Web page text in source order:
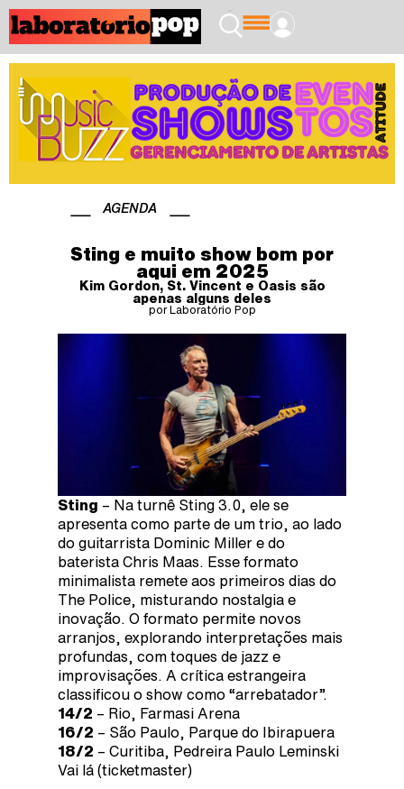
AGENDA
Sting e muito show bom por
aqui em 2025
Kim Gordon, St. Vincent e Oasis são
apenas alguns deles
por Laboratório Pop
Sting – Na turnê Sting 3.0, ele se
apresenta como parte de um trio, ao lado
do guitarrista Dominic Miller e do
baterista Chris Maas. Esse formato
minimalista remete aos primeiros dias do
The Police, misturando nostalgia e
inovação. O formato permite novos
arranjos, explorando interpretações mais
profundas, com toques de jazz e
improvisações. A crítica estrangeira
classificou o show como “arrebatador”.
14/2 – Rio, Farmasi Arena
16/2 – São Paulo, Parque do Ibirapuera
18/2 – Curitiba, Pedreira Paulo Leminski
Vai lá (ticketmaster)